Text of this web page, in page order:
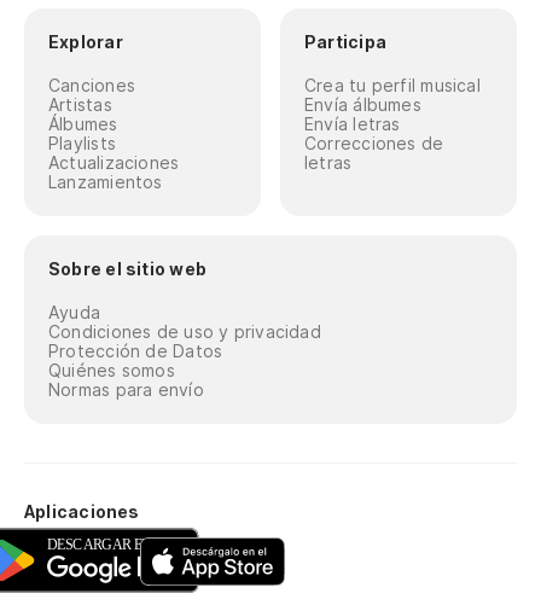
Explorar
Canciones
Artistas
Álbumes
Playlists
Actualizaciones
Lanzamientos
Participa
Crea tu perfil musical
Envía álbumes
Envía letras
Correcciones de
letras
Sobre el sitio web
Ayuda
Condiciones de uso y privacidad
Protección de Datos
Quiénes somos
Normas para envío
Aplicaciones